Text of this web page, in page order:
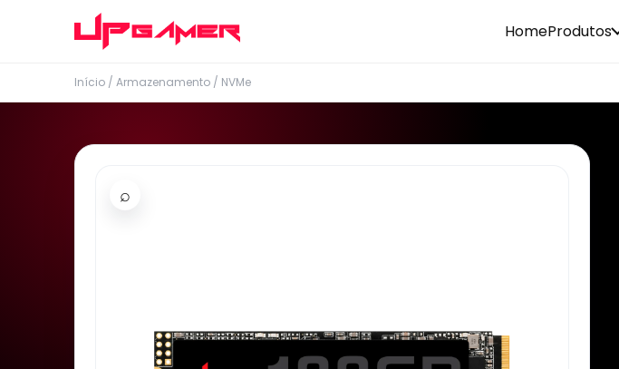
HomeProdutos
Início / Armazenamento / NVMe
⌕